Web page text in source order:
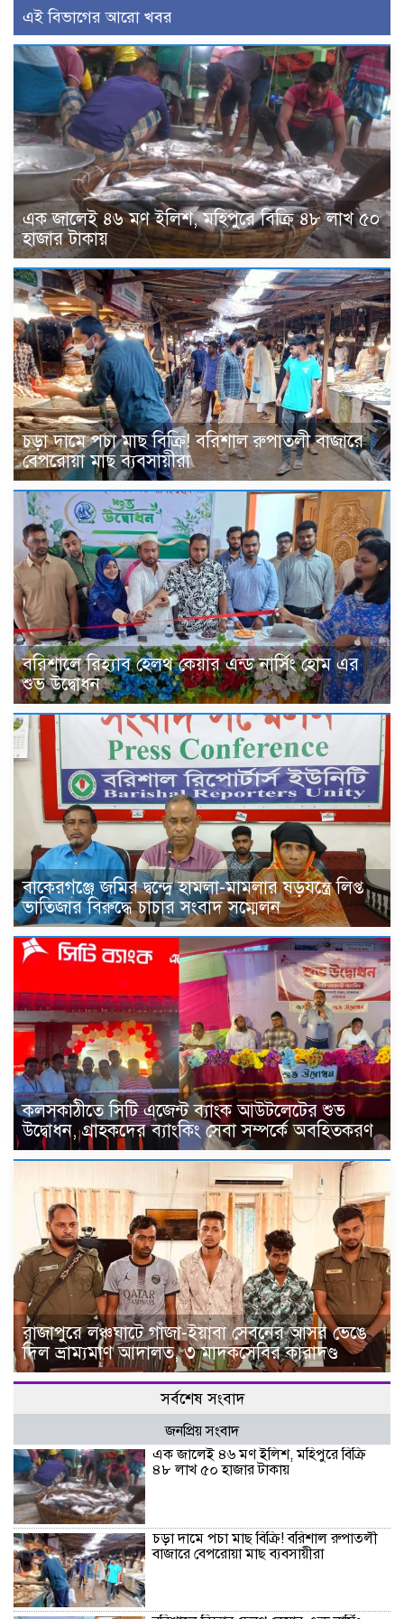
এই বিভাগের আরো খবর
এক জালেই ৪৬ মণ ইলিশ, মহিপুরে বিক্রি ৪৮ লাখ ৫০
হাজার টাকায়
চড়া দামে পচা মাছ বিক্রি! বরিশাল রুপাতলী বাজারে
বেপরোয়া মাছ ব্যবসায়ীরা
বরিশালে রিহ্যাব হেলথ কেয়ার এন্ড নার্সিং হোম এর
শুভ উদ্বোধন
বাকেরগঞ্জে জমির দ্বন্দ্বে হামলা-মামলার ষড়যন্ত্রে লিপ্ত
ভাতিজার বিরুদ্ধে চাচার সংবাদ সম্মেলন
কলসকাঠীতে সিটি এজেন্ট ব্যাংক আউটলেটের শুভ
উদ্বোধন, গ্রাহকদের ব্যাংকিং সেবা সম্পর্কে অবহিতকরণ
রাজাপুরে লঞ্চঘাটে গাঁজা-ইয়াবা সেবনের আসর ভেঙে
দিল ভ্রাম্যমাণ আদালত, ৩ মাদকসেবির কারাদণ্ড
সর্বশেষ সংবাদ
জনপ্রিয় সংবাদ
এক জালেই ৪৬ মণ ইলিশ, মহিপুরে বিক্রি
৪৮ লাখ ৫০ হাজার টাকায়
চড়া দামে পচা মাছ বিক্রি! বরিশাল রুপাতলী
বাজারে বেপরোয়া মাছ ব্যবসায়ীরা